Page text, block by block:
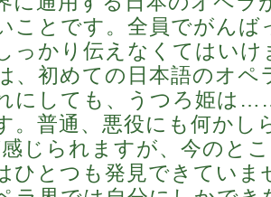
ことです。全員でがんば
っかり伝えなくてはいけ
、初めての日本語のオペ
にしても、うつろ姫は
。普通、悪役にも何かし
感じられますが、今のと
ひとつも発見できていま